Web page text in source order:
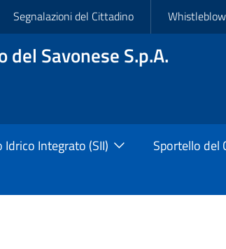
Segnalazioni del Cittadino
Savonese S.p.A.
Idrico Integrato (SII)
Sportello del